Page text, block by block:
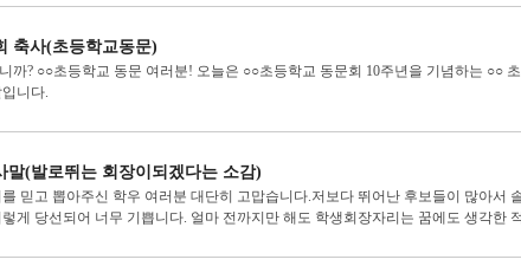
축사(초등학교동문)
까? ○○초등학교 동문 여러분! 오늘은 ○○초등학교 동문회 10주년을 기념하는 ○○
니다.
말(발로뛰는 회장이되겠다는 소감)
믿고 뽑아주신 학우 여러분 대단히 고맙습니다.저보다 뛰어난 후보들이 많아서
게 당선되어 너무 기쁩니다. 얼마 전까지만 해도 학생회장자리는 꿈에도 생각한